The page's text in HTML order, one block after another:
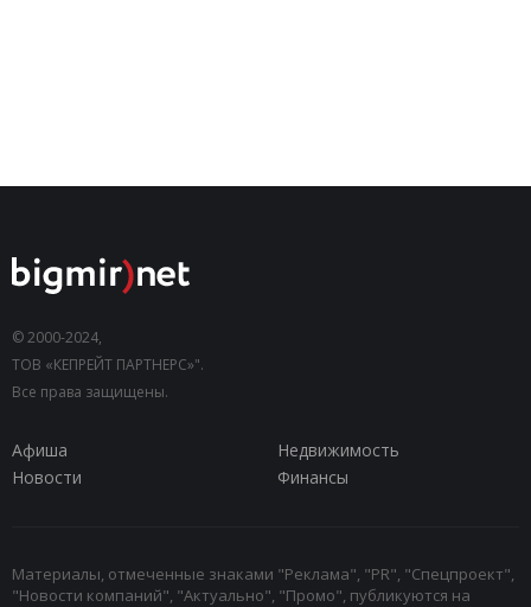
© 2000-2024,
ТОВ «КЕПРЕЙТ ПАРТНЕРС»".
Все права защищены.
Афиша
Недвижимость
Новости
Финансы
Материалы, отмеченные знаками "Реклама", "PR", "Спецпроект",
"Новости компаний", "Актуально", "Промо", публикуются на